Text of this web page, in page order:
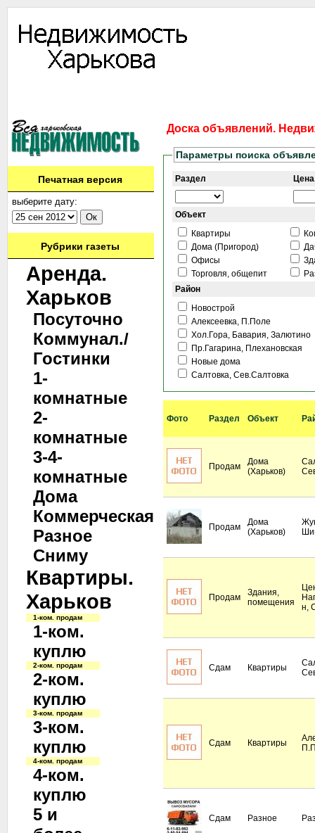
Печатная версия
выберите дату:
Рубрики газеты
Аренда.
Харьков
Посуточно
Коммунал./
Гостинки
1-
комнатные
2-
комнатные
3-4-
комнатные
Дома
Коммерческая
Разное
Сниму
Квартиры.
Харьков
1-ком. продам
1-ком.
куплю
2-ком. продам
2-ком.
куплю
3-ком. продам
3-ком.
куплю
4-ком. продам
4-ком.
куплю
5 и
Доска объявлений.
Параметры поиска
Раздел
Объект
Квартиры
Дома (Пригород)
Офисы
Торговля, общепит
Район
Новострой
Алексеевка, П.Поле
Хол.Гора, Бавария, Залютино
Пр.Гагарина, Плехановская
Новые дома
Салтовка, Сев.Салтовка
Фото Раздел Объект
Продам
Дома
(Харьков)
Продам
Дома
(Харьков)
Продам
Здания,
помещения
н,
Сдам Квартиры
Сдам Квартиры
Сдам Разное